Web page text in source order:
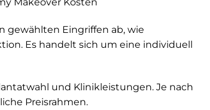
gewählten Eingriffen ab, wie
Es handelt sich um eine individuell
und Klinikleistungen. Je nach
Preisrahmen.